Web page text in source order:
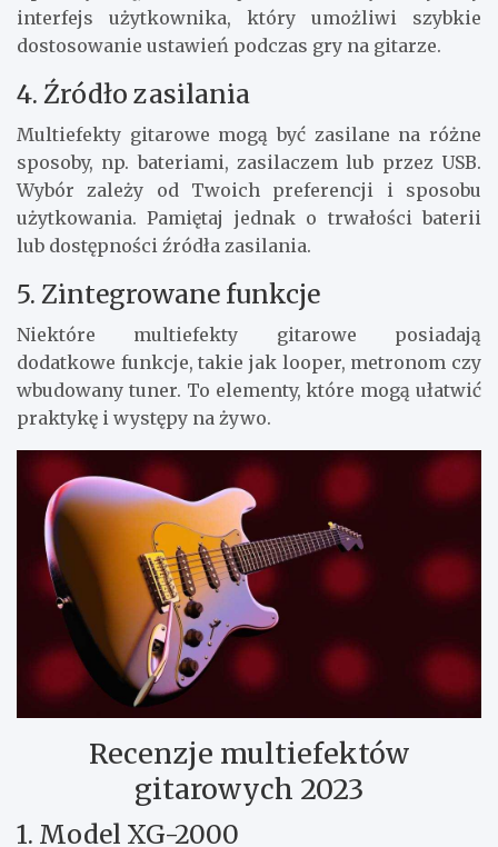
interfejs użytkownika, który umożliwi szybkie
dostosowanie ustawień podczas gry na gitarze.
4. Źródło zasilania
Multiefekty gitarowe mogą być zasilane na różne
sposoby, np. bateriami, zasilaczem lub przez USB.
Wybór zależy od Twoich preferencji i sposobu
użytkowania. Pamiętaj jednak o trwałości baterii
lub dostępności źródła zasilania.
5. Zintegrowane funkcje
Niektóre multiefekty gitarowe posiadają
dodatkowe funkcje, takie jak looper, metronom czy
wbudowany tuner. To elementy, które mogą ułatwić
praktykę i występy na żywo.
Recenzje multiefektów
gitarowych 2023
1. Model XG-2000